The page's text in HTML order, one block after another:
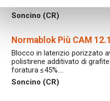
Soncino (CR)
Normablok Più CAM
Blocco in laterizio porizzato
polistirene additivato di
foratura ≤45%.…
Soncino (CR)